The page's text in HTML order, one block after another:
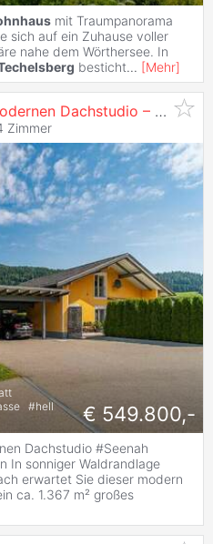
mit Traumpanorama
sich auf ein Zuhause voller
nahe dem Wörthersee. In
besticht... [Mehr]
Sonniger Bungalow mit modernen Dachstudio – Seenähe inklusive!
Zimmer
#hell
€ 549.800,-
Dachstudio #Seenah
In sonniger Waldrandlage
erwartet Sie dieser modern
ca. 1.367 m² großes